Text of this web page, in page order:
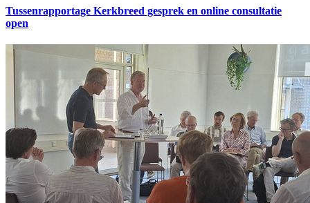
Tussenrapportage Kerkbreed gesprek en online consultatie
open